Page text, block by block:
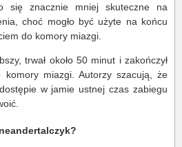
się znacznie mniej skuteczne na
choć mogło być użyte na końcu
do komory miazgi.
trwał około 50 minut i zakończył
komory miazgi. Autorzy szacują, że
w jamie ustnej czas zabiegu